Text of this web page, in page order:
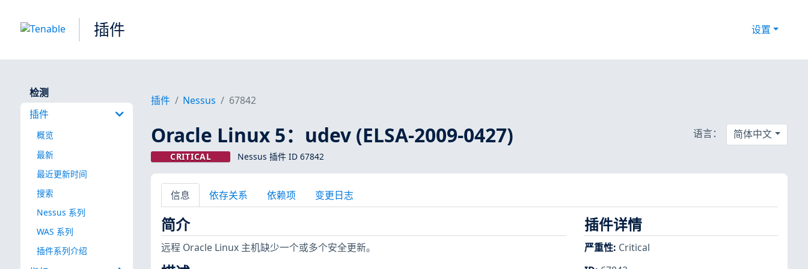
插件 设置
检测
插件
概览
最新
最近更新时间
搜索
Nessus 系列
WAS 系列
插件系列介绍
插件 Nessus 67842
Oracle Linux 5：udev (ELSA-2009-0427)
CRITICAL Nessus 插件 ID 67842
语言： 简体中文
信息 依存关系 依赖项 变更日志
简介
远程 Oracle Linux 主机缺少一个或多个安全更新。
插件详情
严重性: Critical